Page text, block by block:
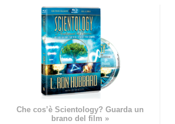
Che cos’è Scientology? Guarda un
brano del film »